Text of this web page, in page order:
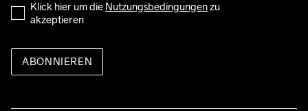
Klick hier um die Nutzungsbedingungen zu
akzeptieren
ABONNIEREN